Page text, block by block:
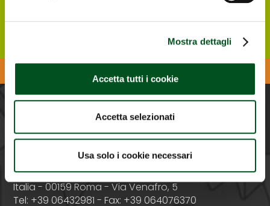
Mostra dettagli
Accetta tutti i cookie
Accetta selezionati
Usa solo i cookie necessari
Italia - 00159 Roma - Via Venafro, 5
Tel: +39 06432981 - Fax: +39 064076370